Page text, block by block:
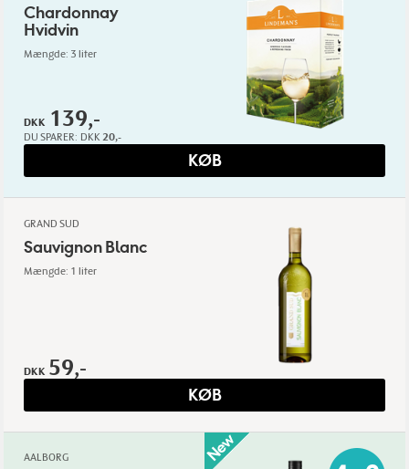
Chardonnay
Hvidvin
Mængde: 3 liter
DKK 139,-
DU SPARER: DKK 20,-
KØB
GRAND SUD
Sauvignon Blanc
Mængde: 1 liter
DKK 59,-
KØB
AALBORG